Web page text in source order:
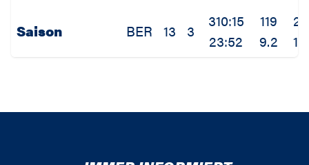
Saison BER 13 3
310:15
23:52
119
9.2
24
1.8